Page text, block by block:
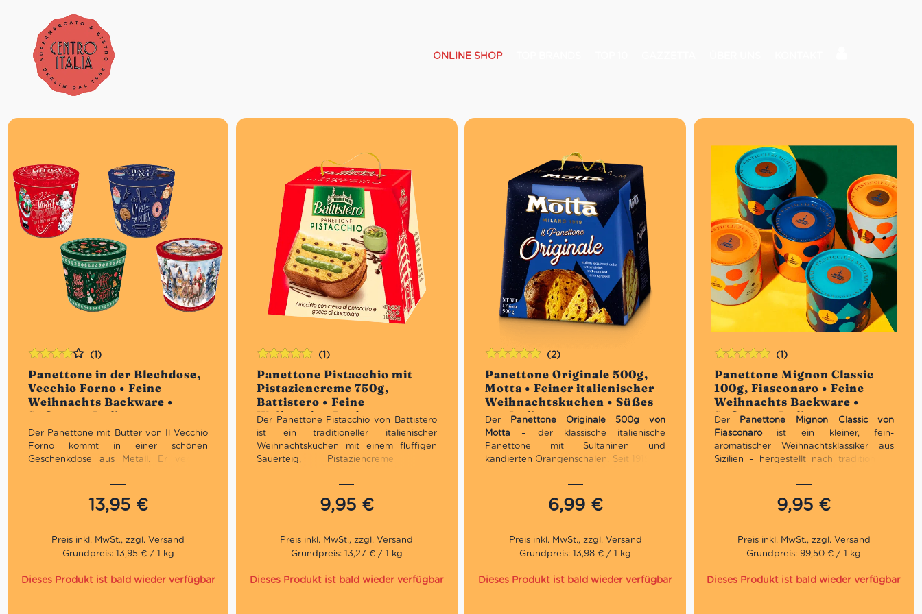
ONLINE SHOP
Panettone in der Blechdose,
Vecchio Forno • Feine
Weihnachts Backware •
Süßes aus Italien
(1)
Der Panettone mit Butter von Il Vecchio
Forno kommt in einer schönen
Geschenkdose aus Metall. Er versüßt
sondern eigent sich auch noch ideal zum
Verschenken für Freunde und Familie –
einfach perfekt und ein Muss zu jeder
13,95 €
Bewertet
mit4.00
von 5
Grundpreis: 13,95 € / 1 kg
Dieses Produkt ist bald wieder verfügbar
Panettone Pistacchio mit
Pistaziencreme 750g,
Battistero • Feine
Weihnachts Backware •
Süßes aus Italien
(1)
Der Panettone Pistacchio von Battistero
ist ein traditioneller italienischer
Weihnachtskuchen mit einem fluffigen
Sauerteig, Pistaziencreme und
hervorragend für die anrückenden
Festtage, zum Frühstück oder einfach
als kleine Versuchung zwischendurch.
diejenigen, die eine Abwechslung zum
klassischen Panettone mit Rosinen und
9,95 €
mit5.00von
5
Grundpreis: 13,27 € / 1 kg
Dieses Produkt ist bald wieder verfügbar
Panettone Originale 500g,
Motta • Feiner italienischer
Weihnachtskuchen • Süßes
aus Italien
(2)
Der Panettone Originale 500g von
Motta – der klassische italienische
Panettone mit Sultaninen und
kandierten Orangenschalen. Seit 1919 ein
festliche Genussmomente.
Traditionelles Geschenk zu
Traditionelles Rezept
Direkt aus Italien
6,99 €
mit5.00von
5
Grundpreis: 13,98 € / 1 kg
Dieses Produkt ist bald wieder verfügbar
Panettone Mignon Classic
100g, Fiasconaro • Feine
Weihnachts Backware •
Süßes aus Italien
(1)
DerPanettone Mignon Classic von
Fiasconaroist ein kleiner, fein-
aromatischer Weihnachtsklassiker aus
Sizilien – hergestellt nach traditioneller
langsamer Teigführung. Perfekt als
kleines Geschenk, als süßes Mitbringsel
oder für den persönlichen Genuss zur
Geschmack: Zart süß, aromatisch
Konsistenz: weich, locker & luftig
9,95 €
mit5.00von
5
Grundpreis: 99,50 € / 1 kg
Dieses Produkt ist bald wieder verfügbar